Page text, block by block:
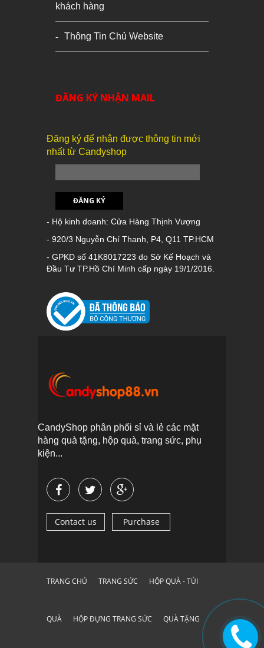
khách hàng
Thông Tin Chủ Website
ĐĂNG KÝ NHẬN MAIL
Đăng ký để nhận được thông tin mới
nhất từ Candyshop
ĐĂNG KÝ
- Hộ kinh doanh: Cửa Hàng Thịnh Vượng
- 920/3 Nguyễn Chí Thanh, P4, Q11 TP.HCM
- GPKD số 41K8017223 do Sở Kế Hoạch và
Đầu Tư TP.Hồ Chí Minh cấp ngày 19/1/2016.
CandyShop phân phối sỉ và lẻ các mặt
hàng quà tặng, hộp quà, trang sức, phụ
kiện...
Contact us Purchase
TRANG CHỦ TRANG SỨC HỘP QUÀ - TÚI
QUÀ HỘP ĐỰNG TRANG SỨC QUÀ TẶNG